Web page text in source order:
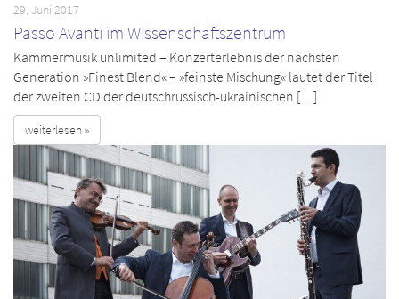
29. Juni 2017
Passo Avanti im Wissenschaftszentrum
Kammermusik unlimited – Konzerterlebnis der nächsten
Generation »Finest Blend« – »feinste Mischung« lautet der Titel
der zweiten CD der deutschrussisch-ukrainischen […]
weiterlesen »